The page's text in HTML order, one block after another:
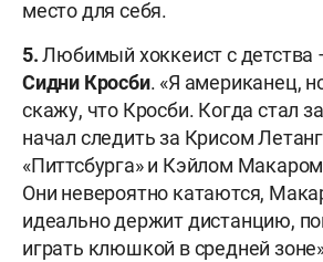
место для себя.
5.Любимый хоккеист с детства
Сидни Кросби. «Я американец,
скажу, что Кросби. Когда стал
начал следить за Крисом
«Питтсбурга» и Кэйлом
Они невероятно катаются,
идеально держит дистанцию,
играть клюшкой в средней